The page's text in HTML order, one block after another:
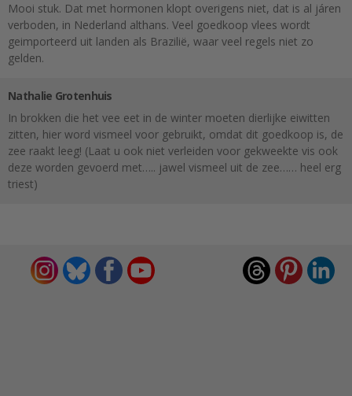
Mooi stuk. Dat met hormonen klopt overigens niet, dat is al járen
verboden, in Nederland althans. Veel goedkoop vlees wordt
geimporteerd uit landen als Brazilië, waar veel regels niet zo
gelden.
Nathalie Grotenhuis
In brokken die het vee eet in de winter moeten dierlijke eiwitten
zitten, hier word vismeel voor gebruikt, omdat dit goedkoop is, de
zee raakt leeg! (Laat u ook niet verleiden voor gekweekte vis ook
deze worden gevoerd met….. jawel vismeel uit de zee…… heel erg
triest)